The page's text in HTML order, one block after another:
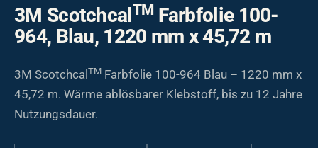
3M ScotchcalTMFarbfolie 100-
964, Blau, 1220 mm x 45,72 m
3M Scotchcal TM Farbfolie 100-964 Blau – 1220 mm x
45,72 m. Wärme ablösbarer Klebstoff, bis zu 12 Jahre
Nutzungsdauer.